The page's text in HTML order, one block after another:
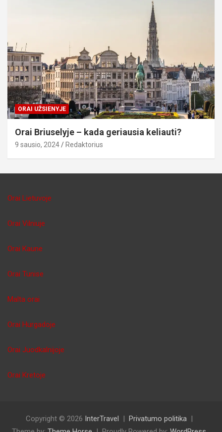
ORAI UŽSIENYJE
Orai Briuselyje – kada geriausia keliauti?
9 sausio, 2024 Redaktorius
Orai Lietuvoje
Orai Vilniuje
Orai Kaune
Orai Tunise
Malta orai
Orai Hurgadoje
Orai Juodkalnijoje
Orai Kretoje
Copyright © 2026 InterTravel
Privatumo politika